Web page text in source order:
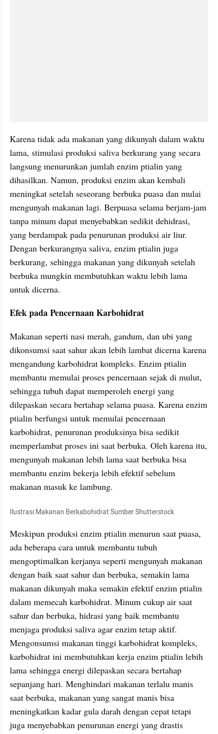
Karena tidak ada makanan yang dikunyah dalam waktu
lama, stimulasi produksi saliva berkurang yang secara
langsung menurunkan jumlah enzim ptialin yang
dihasilkan. Namun, produksi enzim akan kembali
meningkat setelah seseorang berbuka puasa dan mulai
mengunyah makanan lagi. Berpuasa selama berjam-jam
tanpa minum dapat menyebabkan sedikit dehidrasi,
yang berdampak pada penurunan produksi air liur.
Dengan berkurangnya saliva, enzim ptialin juga
berkurang, sehingga makanan yang dikunyah setelah
berbuka mungkin membutuhkan waktu lebih lama
untuk dicerna.
Efek pada Pencernaan Karbohidrat
Makanan seperti nasi merah, gandum, dan ubi yang
dikonsumsi saat sahur akan lebih lambat dicerna karena
mengandung karbohidrat kompleks. Enzim ptialin
membantu memulai proses pencernaan sejak di mulut,
sehingga tubuh dapat memperoleh energi yang
dilepaskan secara bertahap selama puasa. Karena enzim
ptialin berfungsi untuk memulai pencernaan
karbohidrat, penurunan produksinya bisa sedikit
memperlambat proses ini saat berbuka. Oleh karena itu,
mengunyah makanan lebih lama saat berbuka bisa
membantu enzim bekerja lebih efektif sebelum
makanan masuk ke lambung.
Ilustrasi Makanan Berkabohidrat Sumber Shutterstock
Meskipun produksi enzim ptialin menurun saat puasa,
ada beberapa cara untuk membantu tubuh
mengoptimalkan kerjanya seperti mengunyah makanan
dengan baik saat sahur dan berbuka, semakin lama
makanan dikunyah maka semakin efektif enzim ptialin
dalam memecah karbohidrat. Minum cukup air saat
sahur dan berbuka, hidrasi yang baik membantu
menjaga produksi saliva agar enzim tetap aktif.
Mengonsumsi makanan tinggi karbohidrat kompleks,
karbohidrat ini membutuhkan kerja enzim ptialin lebih
lama sehingga energi dilepaskan secara bertahap
sepanjang hari. Menghindari makanan terlalu manis
saat berbuka, makanan yang sangat manis bisa
meningkatkan kadar gula darah dengan cepat tetapi
juga menyebabkan penurunan energi yang drastis